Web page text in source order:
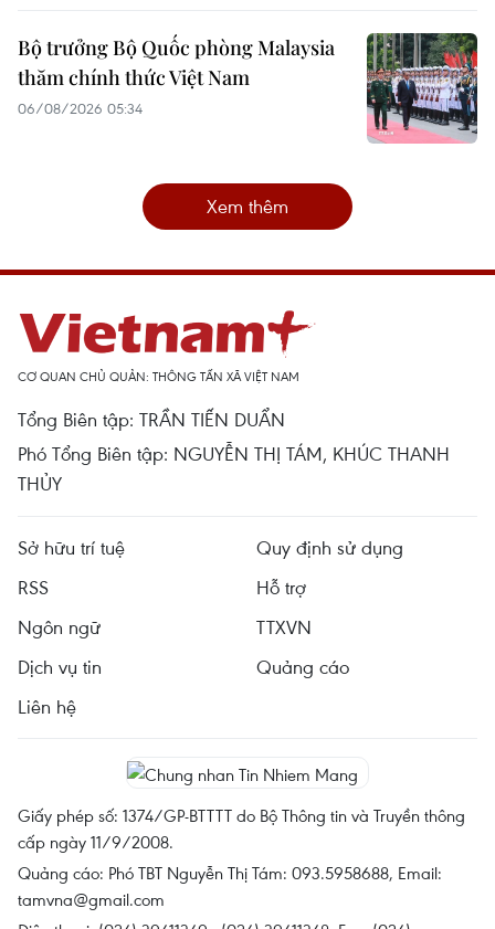
Bộ trưởng Bộ Quốc phòng Malaysia
thăm chính thức Việt Nam
06/08/2026 05:34
Xem thêm
CƠ QUAN CHỦ QUẢN: THÔNG TẤN XÃ VIỆT NAM
Tổng Biên tập: TRẦN TIẾN DUẨN
Phó Tổng Biên tập: NGUYỄN THỊ TÁM, KHÚC THANH
THỦY
Sở hữu trí tuệ
Quy định sử dụng
RSS
Hỗ trợ
Ngôn ngữ
TTXVN
Dịch vụ tin
Quảng cáo
Liên hệ
Giấy phép số: 1374/GP-BTTTT do Bộ Thông tin và Truyền thông
cấp ngày 11/9/2008.
Quảng cáo: Phó TBT Nguyễn Thị Tám: 093.5958688, Email:
tamvna@gmail.com